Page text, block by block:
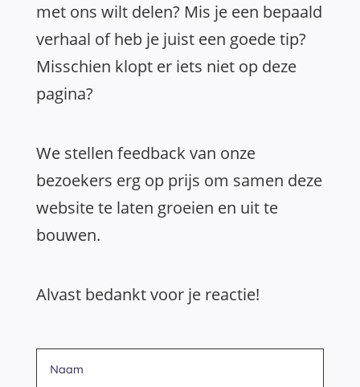
met ons wilt delen? Mis je een bepaald
verhaal of heb je juist een goede tip?
Misschien klopt er iets niet op deze
pagina?
We stellen feedback van onze
bezoekers erg op prijs om samen deze
website te laten groeien en uit te
bouwen.
Alvast bedankt voor je reactie!